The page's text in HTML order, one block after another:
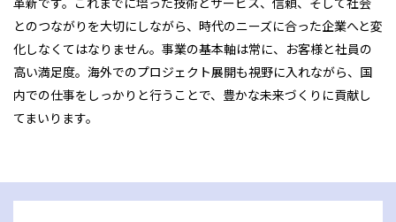
とのつながりを大切にしながら、時代のニーズに合った企業へと変
化しなくてはなりません。事業の基本軸は常に、お客様と社員の
高い満足度。海外でのプロジェクト展開も視野に入れながら、国
内での仕事をしっかりと行うことで、豊かな未来づくりに貢献し
てまいります。